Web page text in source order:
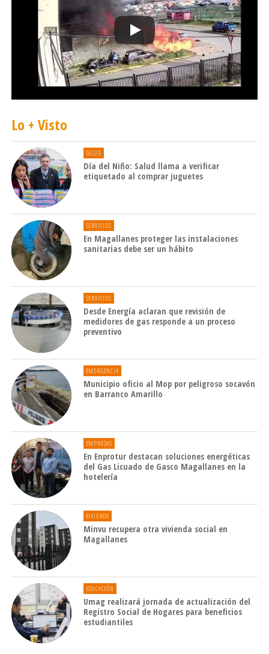
Lo + Visto
SALUD
Día del Niño: Salud llama a verificar
etiquetado al comprar juguetes
SERVICIOS
En Magallanes proteger las instalaciones
sanitarias debe ser un hábito
SERVICIOS
Desde Energía aclaran que revisión de
medidores de gas responde a un proceso
preventivo
EMERGENCIA
Municipio oficio al Mop por peligroso socavón
en Barranco Amarillo
EMPRESAS
En Enprotur destacan soluciones energéticas
del Gas Licuado de Gasco Magallanes en la
hotelería
VIVIENDA
Minvu recupera otra vivienda social en
Magallanes
EDUCACIÓN
Umag realizará jornada de actualización del
Registro Social de Hogares para beneficios
estudiantiles